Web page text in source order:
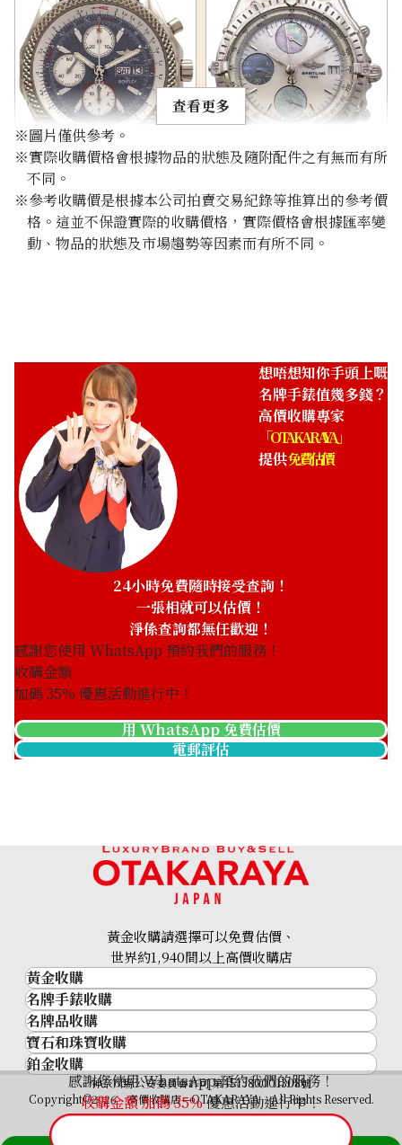
Breitling Bentley GT
J13362
參考回收價
HKD 83,716.02
J13048
參考回收價
HKD 59,793.42
Breitling Navitimer
H24322
參考回收價
HKD 163,722.77
收購日期: 2025年5月
收購日期: 2025年3月
ASK
收購日期: 2026年2月
Breitling Navitimer
Premier Chronograph
A40035
Breitling Premier A37340
查看更多
※圖片僅供參考。
※實際收購價格會根據物品的狀態及隨附配件之有無而有所
不同。
※參考收購價是根據本公司拍賣交易紀錄等推算出的參考價
格。這並不保證實際的收購價格，實際價格會根據匯率變
動、物品的狀態及市場趨勢等因素而有所不同。
想唔想知你手頭上嘅
名牌手錶值幾多錢？
高價收購專家
「OTAKARAYA」
提供免費估價
24小時免費隨時接受查詢！
一張相就可以估價！
淨係查詢都無任歡迎！
感謝您使用 WhatsApp 預約我們的服務！
收購金額
加碼35% 優惠活動進行中！
用 WhatsApp 免費估價
電郵評估
感謝您使用 WhatsApp 預約我們的服務！
收購金額 加碼35%優惠活動進行中！
黃金收購請選擇可以免費估價、
世界約1,940間以上高價收購店
黃金收購
黃金･金條
金條
金幣及銀幣
過去十年黃金價格
金飾
金戒指
金頸鍊
名牌手錶收購
名牌手錶收購
勞力士 (Rolex)
Patek Philippe
Audemars Piguet
Vacheron Constantin
A. Lange & Söhne
名牌品收購
名牌品收購
HERMES
LOUIS VUITTON
CHANEL
卡地亞（Cartier）
寶石和珠寶收購
寶石和珠寶
祖母綠
藍寶石
鉑金收購
神奈川縣公安委員會許可 第451380001308號
Copyright©2026 高價收購店—OTAKARAYA All Rights Reserved.